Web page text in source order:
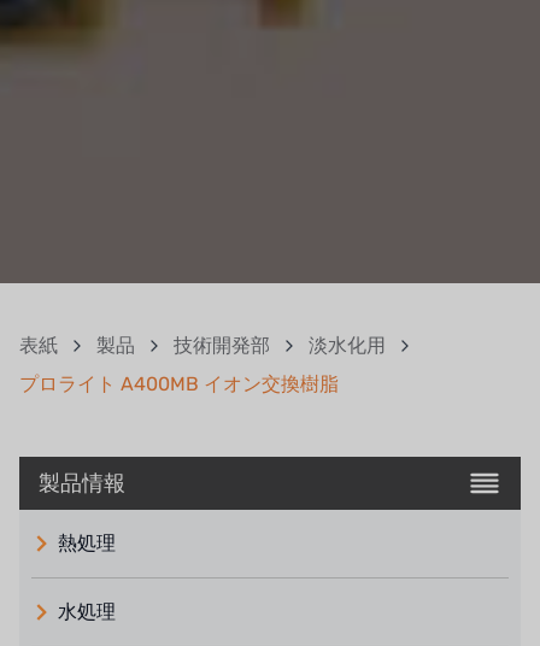
表紙 製品 技術開発部
淡水化用
プロライト A400MB イオン交換樹脂
製品情報
熱処理
水処理